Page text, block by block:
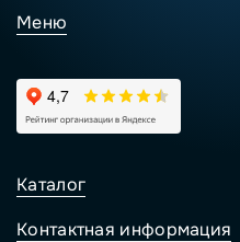
Меню
Каталог
Контактная информация